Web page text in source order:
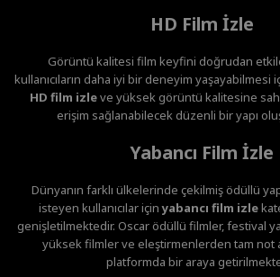
HD Film İzle
Görüntü kalitesi film keyfini doğrudan
kullanıcıların daha iyi bir deneyim yaşayabilmesi
HD film izleve yüksek görüntü kalitesine
erişim sağlanabilecek düzenli bir yapı
Yabancı Film İzle
Dünyanın farklı ülkelerinde çekilmiş ödüllü
isteyen kullanıcılar içinyabancı film izle
genişletilmektedir. Oscar ödüllü filmler, festival
yüksek filmler ve eleştirmenlerden tam not
platformda bir araya